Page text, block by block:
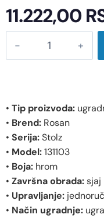
11.222,00
• Tip proizvoda:
• Brend: Rosan
• Serija:Stolz
• Model:131103
• Boja: hrom
• Završna obrada:sjaj
• Upravljanje:
• Način ugradnje: